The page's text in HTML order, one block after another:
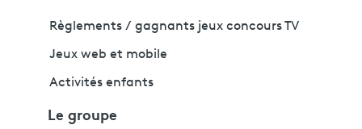
Règlements / gagnants jeux concours TV
Jeux web et mobile
Activités enfants
Le groupe